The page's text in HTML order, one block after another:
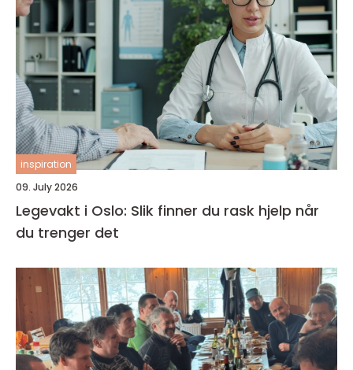
inspiration
09. July 2026
Legevakt i Oslo: Slik finner du rask hjelp når
du trenger det